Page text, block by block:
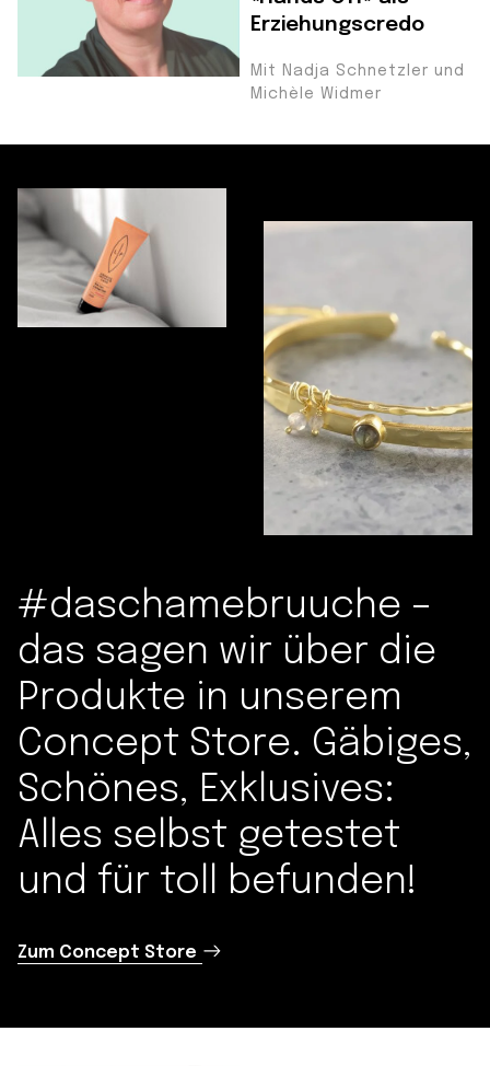
Erziehungscredo
Mit Nadja Schnetzler und
Michèle Widmer
#daschamebruuche –
das sagen wir über die
Produkte in unserem
Concept Store. Gäbiges,
Schönes, Exklusives:
Alles selbst getestet
und für toll befunden!
Zum Concept Store